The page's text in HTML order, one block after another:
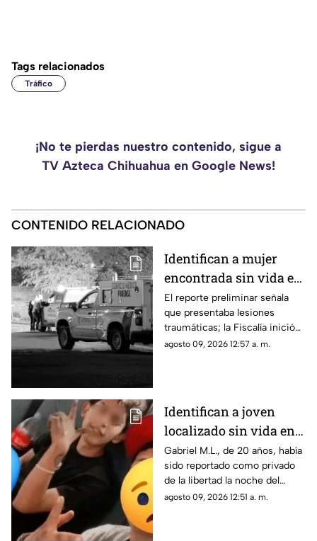
Tags relacionados
Tráfico
¡No te pierdas nuestro contenido, sigue a
TV Azteca Chihuahua en Google News!
CONTENIDO RELACIONADO
Identifican a mujer
encontrada sin vida en
la colonia Valles de
Chihuahua
El reporte preliminar señala
que presentaba lesiones
traumáticas; la Fiscalía inició
las investigaciones para
agosto 09, 2026 12:57 a. m.
Identifican a joven
localizado sin vida en
Ciudad Juárez; había
sido "levantado"
Gabriel M.L., de 20 años, había
sido reportado como privado
de la libertad la noche del
jueves.
agosto 09, 2026 12:51 a. m.